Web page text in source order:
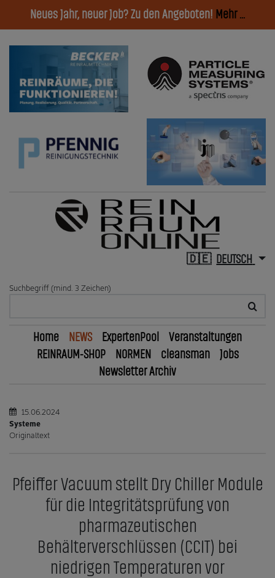
Neues Jahr, neuer Job? Zu den Angeboten! Mehr ...
DEUTSCH
Suchbegriff (mind. 3 Zeichen)
Home NEWS ExpertenPool
Veranstaltungen
REINRAUM-SHOP
NORMEN cleansman
Jobs
Newsletter Archiv
15.06.2024
Systeme
Originaltext
Pfeiffer Vacuum stellt Dry Chiller Module
für die Integritätsprüfung von
pharmazeutischen
Behälterverschlüssen (CCIT) bei
niedrigen Temperaturen vor